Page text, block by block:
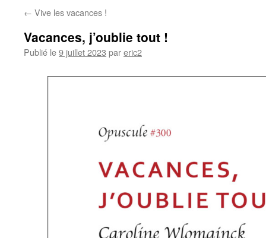
← Vive les vacances !
Vacances, j’oublie tout !
Publié le9 juillet 2023 pareric2